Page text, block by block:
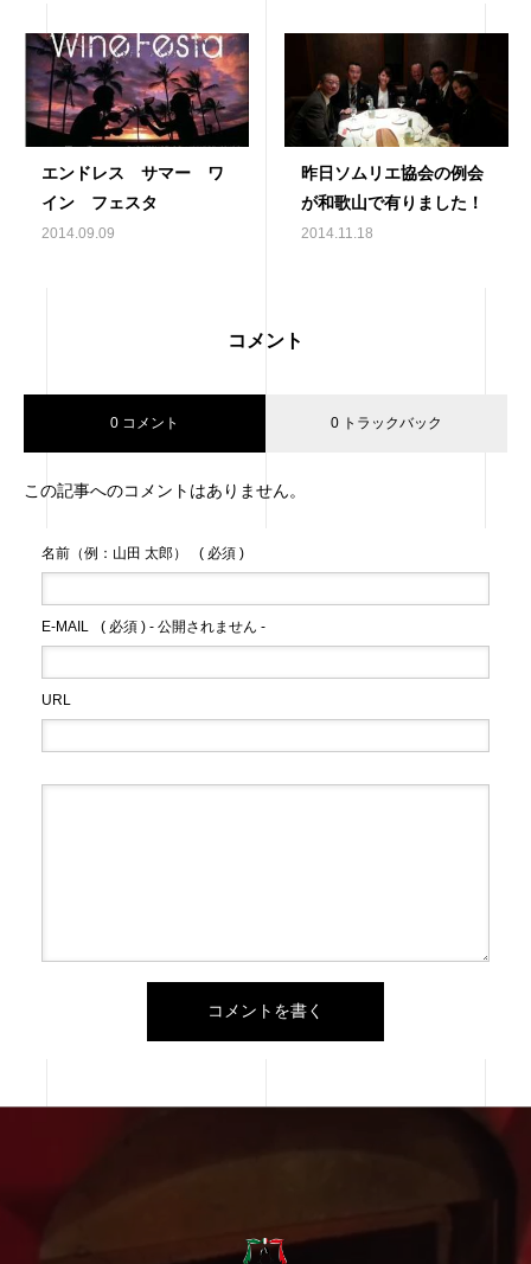
エンドレス サマー ワ
イン フェスタ
2014.09.09
昨日ソムリエ協会の例会
が和歌山で有りました！
2014.11.18
コメント
0 コメント 0 トラックバック
この記事へのコメントはありません。
名前（例：山田 太郎） ( 必須 )
E-MAIL ( 必須 ) - 公開されません -
URL